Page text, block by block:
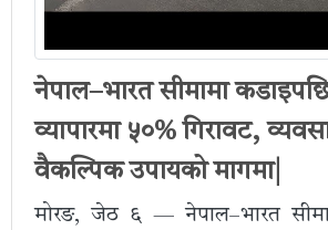
नेपाल–भारत सीमामा
व्यापारमा ५०% गिरावट,
वैकल्पिक उपायको मागमा|
मोरङ, जेठ ६ — नेपाल–भारत